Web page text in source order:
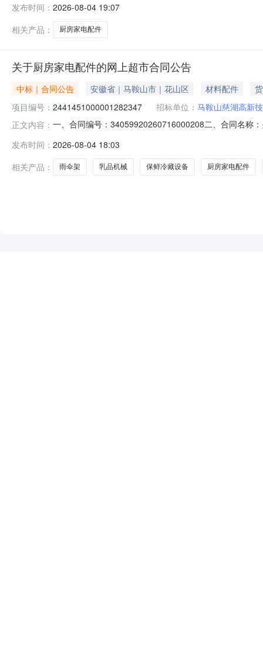
2.00142926.5285853服务要求或标的基本概况：七、其
贡
发布时间： 2026-08-04 19:07
相关产品：
厨房家电配件
关于厨房家电配件的网上超市合同公告
中标｜合同公告 安徽省｜马鞍山市｜花山区 材料配件
项目编号： 2441451000001282347 招标单位： 马鞍山慈湖高新
正文内容： 一、合同编号：34059920260716000208二、合同名称
18905551222供应商（乙方）：马鞍山市鑫慈智能装备
发布时间： 2026-08-04 18:03
相关产品：
雨伞架 乳品机械 保鲜冷藏设备 厨房家电配件